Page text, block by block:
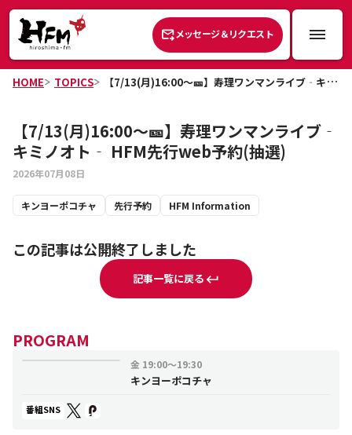
メッセージ＆リクエスト
HOME TOPICS 【7/13(月)16:00～🎫】寿理ワンマンライブ‐キミノオト‐ HFM先行web予約(抽選)
【7/13(月)16:00～🎫】寿理ワンマンライブ‐
キミノオト‐ HFM先行web予約(抽選)
2026年07月08日
キンヨーポコチャ 先行予約 HFM Information
この記事は公開終了しました
記事一覧に戻る
PROGRAM
金 19:00～19:30
キンヨーポコチャ
番組SNS